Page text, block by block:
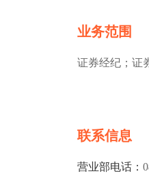
业务范围
证券经纪；证
联系信息
营业部电话：